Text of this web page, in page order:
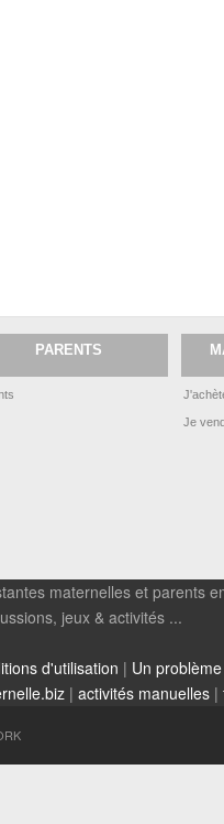
PARENTS
Je
maternelles et parents
jeux & activités ...
d'utilisation | Un
| activités manuelles |